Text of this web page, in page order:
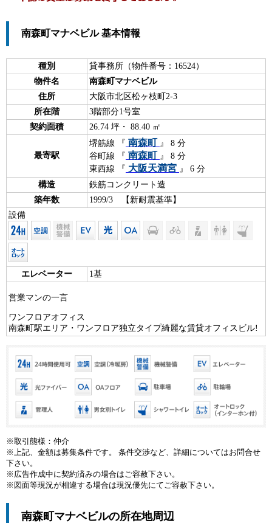
南森町マナベビル 基本情報
種別
貸事務所（物件番号：16524）
物件名
南森町マナベビル
住所
大阪市北区松ヶ枝町2-3
所在階
3階部分1号室
契約面積
26.74 坪・ 88.40 ㎡
最寄駅
堺筋線 『 南森町 』 8 分
谷町線 『 南森町 』 8 分
東西線 『 大阪天満宮 』 6 分
構造
鉄筋コンクリート造
築年数
1999/3 【新耐震基準】
設備
エレベーター 1基
営業マンの一言
ワンフロアオフィス
南森町駅エリア・ワンフロア独立タイプ綺麗な賃貸オフィスビル!
※取引態様：仲介
※上記、金額は募集条件です。 条件交渉など、詳細についてはお問合せ
下さい。
※広告作成中に契約済みの場合はご容赦下さい。
※図面等現況が相違する場合は現況優先にてご容赦下さい。
南森町マナベビルの所在地周辺